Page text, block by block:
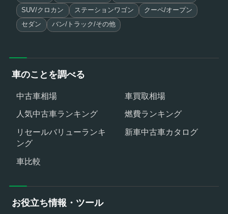
SUV/クロカン ステーションワゴン クーペ/オープン
セダン バン/トラック/その他
車のことを調べる
中古車相場
車買取相場
人気中古車ランキング
燃費ランキング
リセールバリューランキ
ング
新車中古車カタログ
車比較
お役立ち情報・ツール